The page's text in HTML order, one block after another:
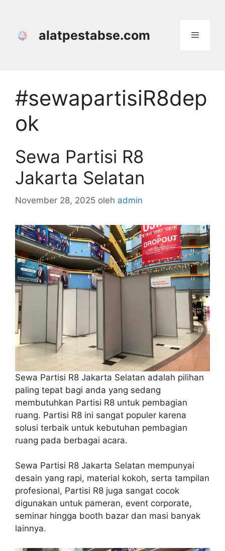
alatpestabse.com
#sewapartisiR8dep
ok
Sewa Partisi R8
Jakarta Selatan
November 28, 2025 oleh admin
Sewa Partisi R8 Jakarta Selatan adalah pilihan
paling tepat bagi anda yang sedang
membutuhkan Partisi R8 untuk pembagian
ruang. Partisi R8 ini sangat populer karena
solusi terbaik untuk kebutuhan pembagian
ruang pada berbagai acara.
Sewa Partisi R8 Jakarta Selatan mempunyai
desain yang rapi, material kokoh, serta tampilan
profesional, Partisi R8 juga sangat cocok
digunakan untuk pameran, event corporate,
seminar hingga booth bazar dan masi banyak
lainnya.